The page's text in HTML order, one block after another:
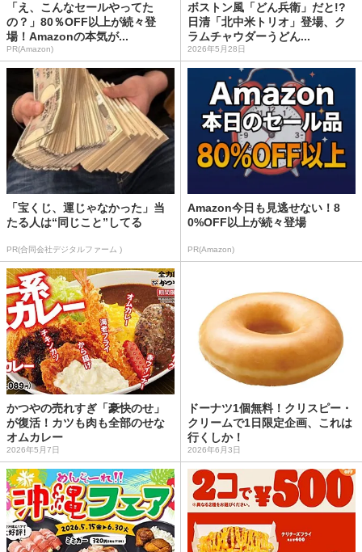
「え、こんなセールやってた
の？」80％OFF以上が続々登
場！Amazonの本気が...
PR(Amazon)
ボストン風「どん兵衛」だと!?
日清「北中米トリオ」登場、ク
ラムチャウダーうどん...
2026年5月28日
「宝くじ、運じゃなかった」当
たる人は“同じこと”してる
PR(合同会社デジタルファーム )
Amazon今日も見逃せない！8
0%OFF以上が続々登場
PR(Amazon)
かつやの売れすぎ「豪快のせ」
が復活！カツも肉も全部のせな
オムカレー
2026年5月7日
ドーナツ1個無料！クリスピー・
クリームで1日限定企画、これは
行くしか！
2026年6月3日